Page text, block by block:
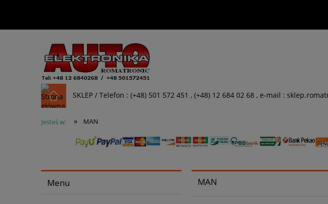
SKLEP / Telefon : (+48) 501 572 451 , (+48) 12 684 02 68 , e-mail :
Jesteś w: » MAN
Menu MAN